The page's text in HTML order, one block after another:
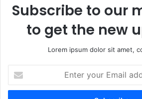
Subscribe to our
to get the new
Lorem ipsum dolor sit amet,
your
Email